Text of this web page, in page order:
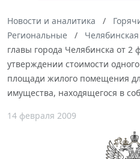
Новости и аналитика
Региональные
главы города Челябинска от 2
утверждении стоимости
площади жилого помещения
имущества, находящегося в
14 февраля 2009